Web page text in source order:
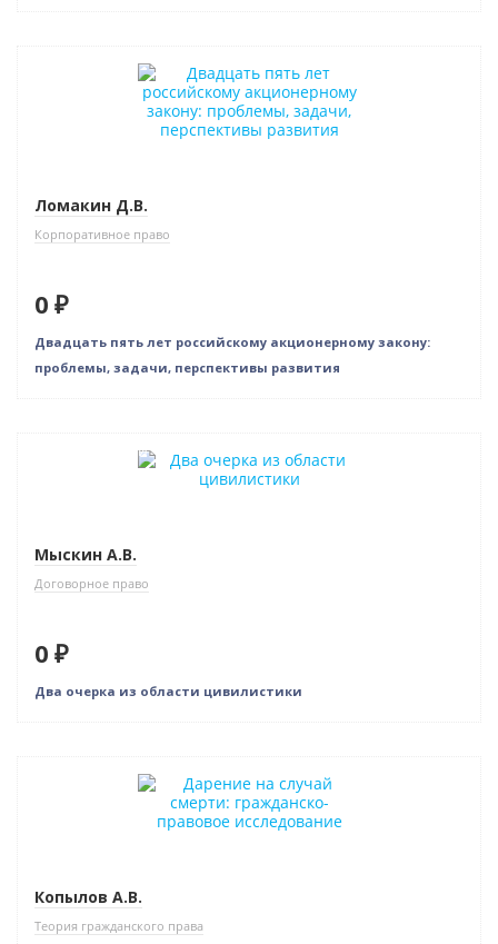
Ломакин Д.В.
Корпоративное право
0 ₽
Двадцать пять лет российскому акционерному закону:
проблемы, задачи, перспективы развития
Нет в наличии
Мыскин А.В.
Договорное право
0 ₽
Два очерка из области цивилистики
Копылов А.В.
Теория гражданского права